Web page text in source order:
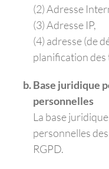
(2) Adresse
(3) Adresse IP,
(4) adresse (de
planification des
Base juridique
personnelles
La base
personnelles
RGPD.